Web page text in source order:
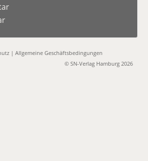
|Allgemeine Geschäftsbedingungen
© SN-Verlag Hamburg 2026